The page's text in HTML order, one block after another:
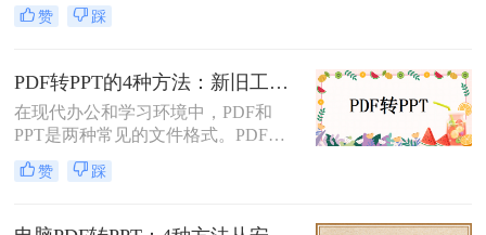
体乱码就是排版错位，气得他差点把
转ppt”这个问题，说到底要看你的
PDF是纯文字扫描件、带复杂表格的
课件，还是带大量图片的教案——不
同情况方法完全不同。下面我按实际
使用场景，把试过好用的几个方法整
理出来，不吹不黑，优缺点都说明
赞 踩
PDF转PPT的4种方法：新旧工具对比，哪个更适合批量转换！
在现代办公和学习环境中，PDF和
PPT是两种常见的文件格式。PDF文
件因其跨平台性和不易修改性而广受
欢迎，而PPT则因其强大的演示功能
要将PDF文件转换为PPT格式，以便
赞 踩